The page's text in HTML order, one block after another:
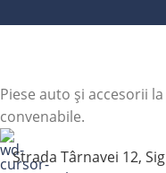
Piese auto și accesorii
convenabile.
Strada Târnavei 12,